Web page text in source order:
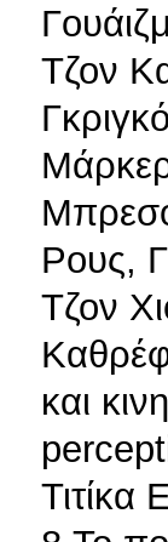
Τζον
Ρους,
Τζον
και